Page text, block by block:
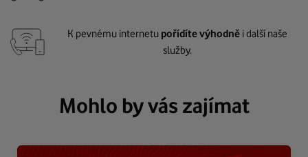
K pevnému internetu pořídíte výhodně i další naše
služby.
Mohlo by vás zajímat